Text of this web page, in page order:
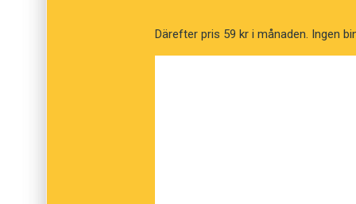
Därefter pris 59 kr i månaden. Ingen